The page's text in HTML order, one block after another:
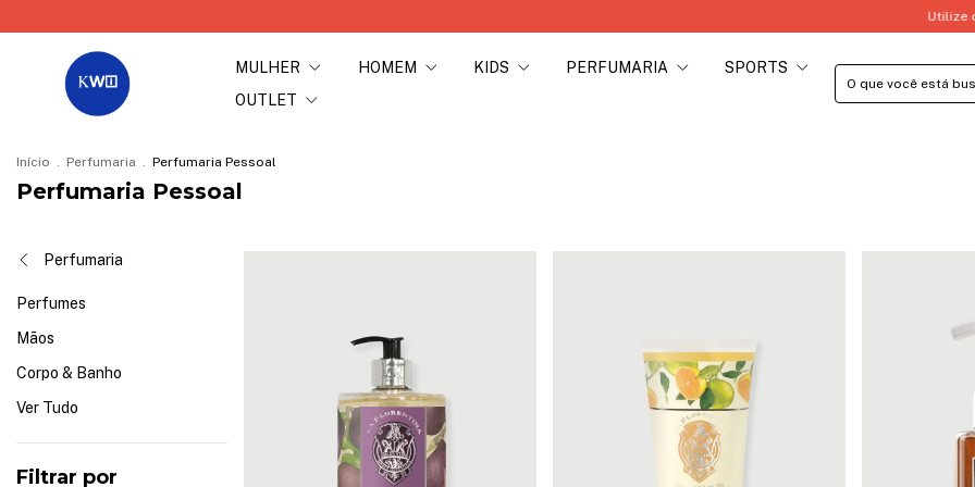
Utilize o Cupom
MULHER HOMEM KIDS PERFUMARIA
SPORTS
OUTLET
Início . Perfumaria . Perfumaria Pessoal
Perfumaria Pessoal
Perfumaria
Perfumes
Mãos
Corpo & Banho
Ver Tudo
Filtrar por